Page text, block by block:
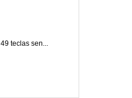
teclas sen...